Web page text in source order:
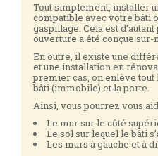
Tout simplement, installer
compatible avec votre bâti
gaspillage. Cela est
ouverture a été conçue sur-
En outre, il existe une
et une installation en
premier cas, on enlève tout
bâti (immobile) et la porte.
Ainsi, vous pourrez vous
Le mur sur le côté
Le sol sur lequel le bâti
Les murs à gauche et à